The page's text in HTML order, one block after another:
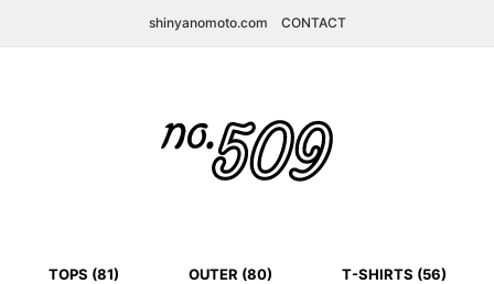
shinyanomoto.com CONTACT
TOPS (81) OUTER (80) T-SHIRTS (56)